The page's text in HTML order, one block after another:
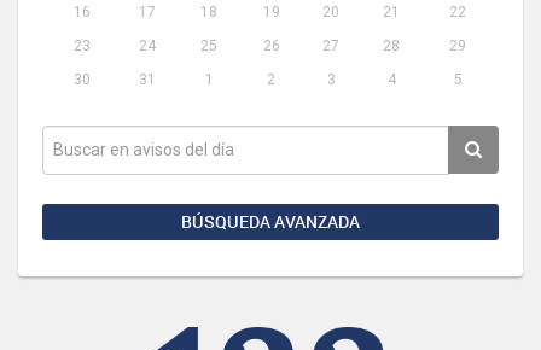
16
17 18 19 20 21
22
23
24 25 26 27 28
29
30
31 1 2 3 4 5
BÚSQUEDA AVANZADA